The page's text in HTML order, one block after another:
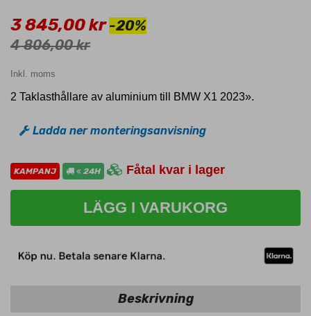
3 845,00 kr -20%
4 806,00 kr
Inkl. moms
2 Taklasthållare av aluminium till BMW X1 2023».
Ladda ner monteringsanvisning
KAMPANJ 24H Fåtal kvar i lager
LÄGG I VARUKORG
Beskrivning